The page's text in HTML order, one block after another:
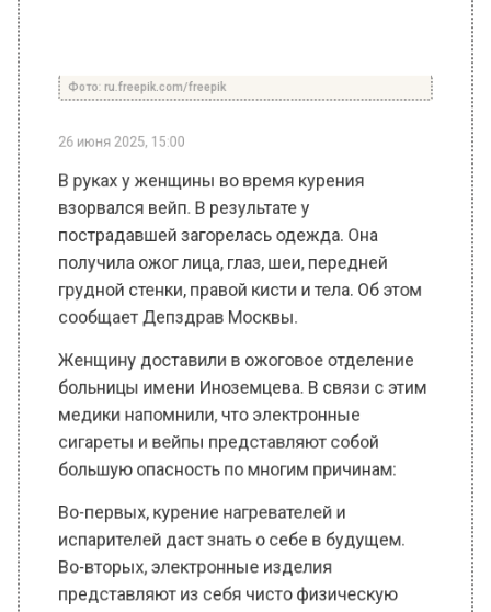
26 июня 2025, 15:00
В руках у женщины во время курения
пострадавшей загорелась одежда. Она
получила ожог лица, глаз, шеи, передней
грудной стенки, правой кисти и тела. Об этом
сообщает Депздрав Москвы.
Женщину доставили в ожоговое отделение
больницы имени Иноземцева. В связи с этим
медики напомнили, что электронные
сигареты и вейпы представляют собой
большую опасность по многим причинам:
Во-первых, курение нагревателей и
испарителей даст знать о себе в будущем.
Во-вторых, электронные изделия
представляют из себя чисто физическую